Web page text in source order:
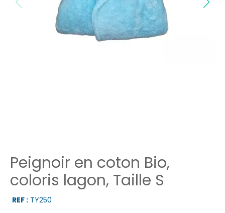
Peignoir en coton Bio,
coloris lagon, Taille S
REF : TY250